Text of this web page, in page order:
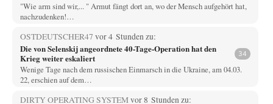
"Wie arm sind wir,... " Armut fängt dort an, wo der Mensch aufgehört hat,
nachzudenken!…
OSTDEUTSCHER47 vor 4 Stunden zu:
Die von Selenskij angeordnete 40-Tage-Operation hat den
Krieg weiter eskaliert
34
Wenige Tage nach dem russischen Einmarsch in die Ukraine, am 04.03.
22, erschien auf dem…
DIRTY OPERATING SYSTEMvor 8 Stunden zu: